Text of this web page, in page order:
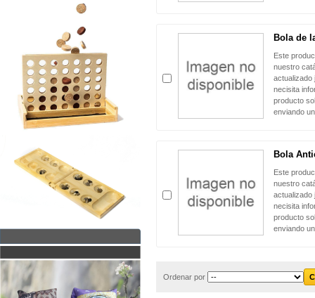
Bola de
Este
nuestro
actualizado
necisita
producto
enviando
Bola
Este
nuestro
actualizado
necisita
producto
enviando
Ordenar por